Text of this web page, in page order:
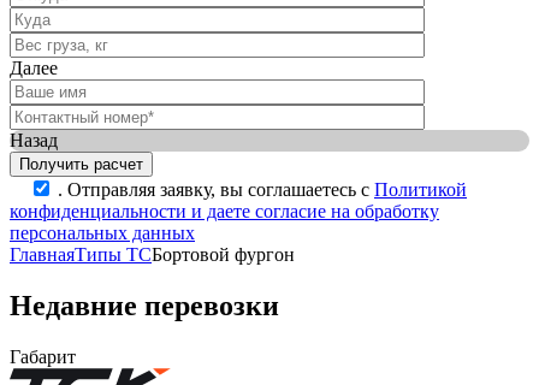
Далее
Назад
. Отправляя заявку, вы соглашаетесь с Политикой
конфиденциальности и даете согласие на обработку
персональных данных
ГлавнаяТипы ТСБортовой фургон
Недавние перевозки
Габарит